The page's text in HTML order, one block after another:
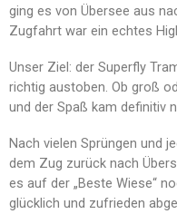
ging es von Übersee aus
Zugfahrt war ein echtes
Unser Ziel: der Superfly
richtig austoben. Ob groß
und der Spaß kam definitiv
Nach vielen Sprüngen und
dem Zug zurück nach
es auf der „Beste Wiese“
glücklich und zufrieden